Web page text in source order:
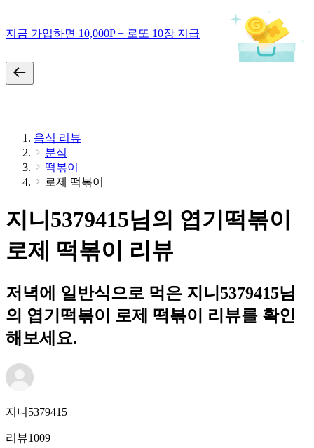
지금 가입하면 10,000P + 로또 10장 지급
음식 리뷰
분식
떡볶이
로제 떡볶이
지니5379415님의 엽기떡볶이
로제 떡볶이 리뷰
저녁에 일반식으로 먹은 지니5379415님
의 엽기떡볶이 로제 떡볶이 리뷰를 확인
해보세요.
지니5379415
리뷰1009